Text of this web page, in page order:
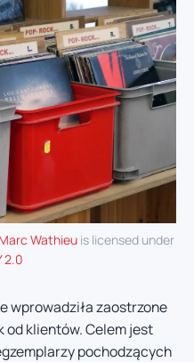
Marc Wathieu is licensed under
2.0
wprowadziła zaostrzone
od klientów. Celem jest
pochodzących